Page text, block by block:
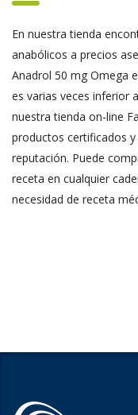
En nuestra tienda
anabólicos a precios
Anadrol 50 mg Omega
es varias veces inferior
nuestra tienda on-line
productos certificados
reputación. Puede
receta en cualquier
necesidad de receta